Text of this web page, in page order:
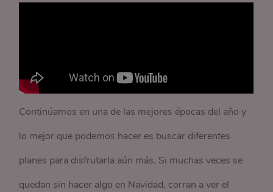
Continúamos en una de las mejores épocas del año y
lo mejor que podemos hacer es buscar diferentes
planes para disfrutarla aún más. Si muchas veces se
quedan sin hacer algo en Navidad, corran a ver el